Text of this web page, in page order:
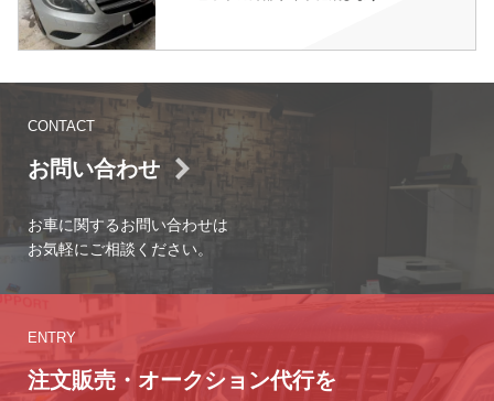
CONTACT
お問い合わせ
お車に関するお問い合わせは
お気軽にご相談ください。
ENTRY
注文販売・オークション代行を